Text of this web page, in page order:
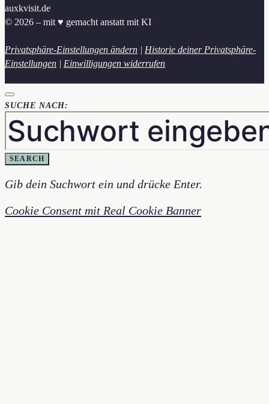
auxkvisit.de
© 2026 – mit ♥︎ gemacht anstatt mit KI
Privatsphäre-Einstellungen ändern | Historie deiner Privatsphäre-
Einstellungen | Einwilligungen widerrufen
SUCHE NACH:
SEARCH
Gib dein Suchwort ein und drücke Enter.
Cookie Consent mit Real Cookie Banner